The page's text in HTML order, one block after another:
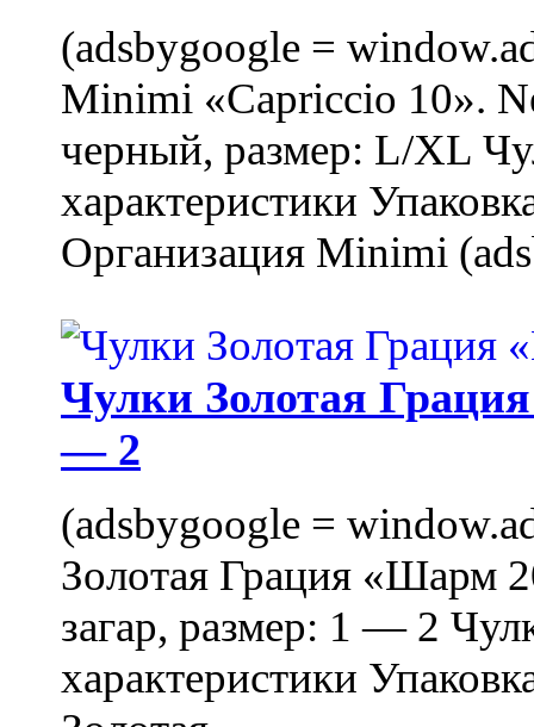
(adsbygoogle =
Minimi «Capriccio 10».
черный, размер: L/XL
характеристики
Организация Minimi
Чулки Золотая
— 2
(adsbygoogle =
Золотая Грация «Шарм
загар, размер: 1 — 2
характеристики